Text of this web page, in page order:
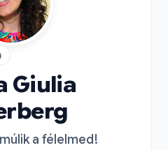
Giulia
a félelmed!